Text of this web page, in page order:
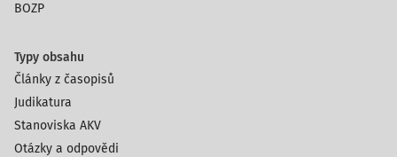
BOZP
Typy obsahu
Články z časopisů
Judikatura
Stanoviska AKV
Otázky a odpovědi